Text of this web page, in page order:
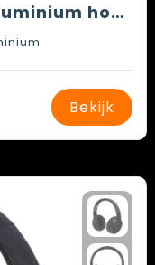
Terra RCS gerecycled aluminium hoofdtelefoon
Bekijk